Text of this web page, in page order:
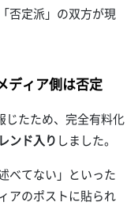
否定派」の双方が現
ディア側は否定
じたため、完全有料化
ンド入り しました。
べてない」といった
アのポストに貼られ